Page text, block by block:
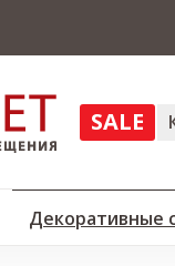
SALE
Декоративные